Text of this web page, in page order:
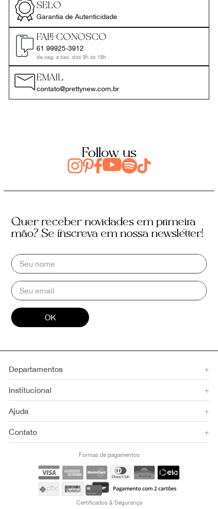
SELO
Garantia de Autenticidade
FALE CONOSCO
61 99925-3912
de seg. a sex. das 9h às 18h
EMAIL
contato@prettynew.com.br
Follow us
Quer receber novidades em primeira
mão? Se inscreva em nossa newsletter!
OK
Departamentos +
Institucional +
Ajuda +
Contato +
Formas de pagamentos
Certificados & Segurança